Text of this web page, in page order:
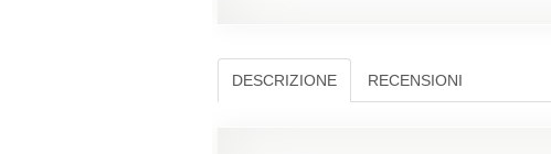
DESCRIZIONE RECENSIONI